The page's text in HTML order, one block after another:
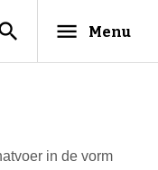
menu Menu
in de vorm